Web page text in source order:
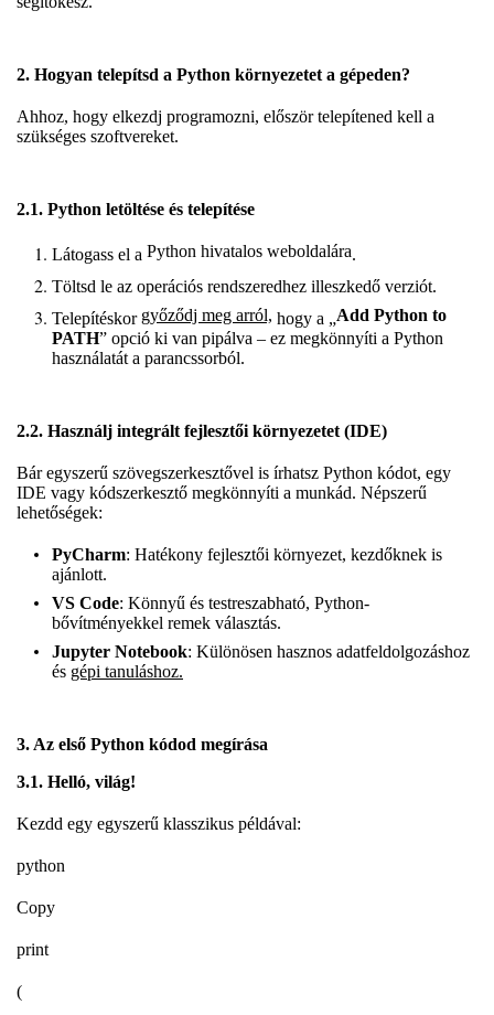
2. Hogyan telepítsd a Python környezetet a gépeden?
Ahhoz, hogy elkezdj programozni, először telepítened kell a
szükséges szoftvereket.
2.1. Python letöltése és telepítése
Látogass el a Python hivatalos weboldalára.
Töltsd le az operációs rendszeredhez illeszkedő verziót.
Telepítéskor győződj meg arról, hogy a „Add Python to
PATH” opció ki van pipálva – ez megkönnyíti a Python
használatát a parancssorból.
2.2. Használj integrált fejlesztői környezetet (IDE)
Bár egyszerű szövegszerkesztővel is írhatsz Python kódot, egy
IDE vagy kódszerkesztő megkönnyíti a munkád. Népszerű
lehetőségek:
PyCharm: Hatékony fejlesztői környezet, kezdőknek is
ajánlott.
VS Code: Könnyű és testreszabható, Python-
bővítményekkel remek választás.
Jupyter Notebook: Különösen hasznos adatfeldolgozáshoz
és gépi tanuláshoz.
3. Az első Python kódod megírása
3.1. Helló, világ!
Kezdd egy egyszerű klasszikus példával:
python
Copy
print
(